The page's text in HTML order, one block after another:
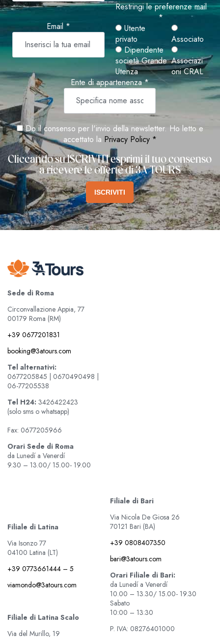
Email *
Restringi le preferenze mail
*
Utente
privato
Associato
Dipendente
società Grande
Utenza
Associazi
oni CRAL
Ente di appartenenza *
Do il consenso per l'invio della newsletter. Ho letto e
accettato la Privacy Policy *
Cliccando su ISCRIVITI esprimi il tuo consenso
a ricevere le offerte di 3A TOURS
ISCRIVITI
Sede di Roma
Circonvallazione Appia, 77
00179 Roma (RM)
+39 0677201831
booking@3atours.com
Tel alternativi:
0677205845 | 0670490498 |
06-77205538
Tel H24: 3426422423
(solo sms o whatsapp)
Fax: 0677205966
Orari Sede di Roma
da Lunedí a Venerdí
9.30 – 13.00/ 15.00- 19.00
Filiale di Latina
Via Isonzo 77
04100 Latina (LT)
+39 0773661444 – 5
viamondo@3atours.com
Filiale di Latina Scalo
Via del Murillo, 19
Filiale di Bari
Via Nicola De Giosa 26
70121 Bari (BA)
+39 0808407350
bari@3atours.com
Orari Filiale di Bari:
da Lunedí a Venerdí
10.00 – 13.30/ 15.00- 19.30
Sabato
10:00 – 13:30
P. IVA: 08276401000